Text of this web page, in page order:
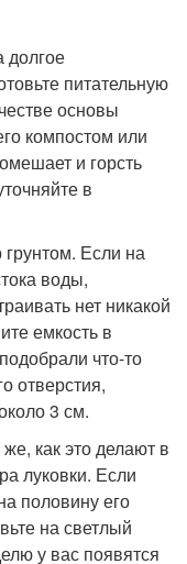
долгое
питательную
основы
компостом или
и горсть
в
Если на
воды,
нет никакой
емкость в
что-то
отверстия,
3 см.
как это делают в
луковки. Если
половину его
на светлый
у вас появятся